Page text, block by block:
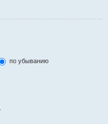
по убыванию